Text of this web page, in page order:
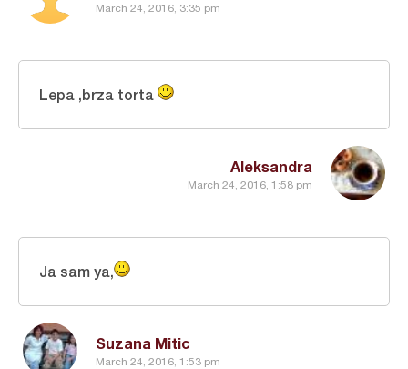
March 24, 2016, 3:35 pm
Aleksandra
March 24, 2016, 1:58 pm
Lepa ,brza torta
Suzana Mitic
March 24, 2016, 1:53 pm
Ja sam ya,